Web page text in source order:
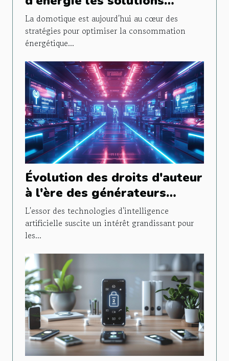
intelligentes pour réduire
votre facture électrique
La domotique est aujourd'hui au cœur des
stratégies pour optimiser la consommation
énergétique...
Évolution des droits d'auteur
à l'ère des générateurs
d'images contrôlés par IA
L'essor des technologies d'intelligence
artificielle suscite un intérêt grandissant pour
les...